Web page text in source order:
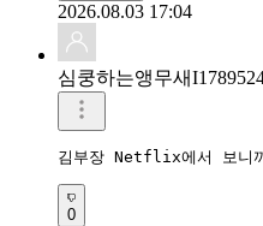
2026.08.03 17:04
심쿵하는앵무새
김부장 Netflix에서 보니
0